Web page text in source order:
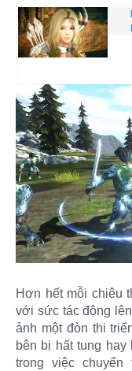
Hơn hết mỗi chiêu
với sức tác động
ảnh một đòn thi
bên bị hất tung
trong việc